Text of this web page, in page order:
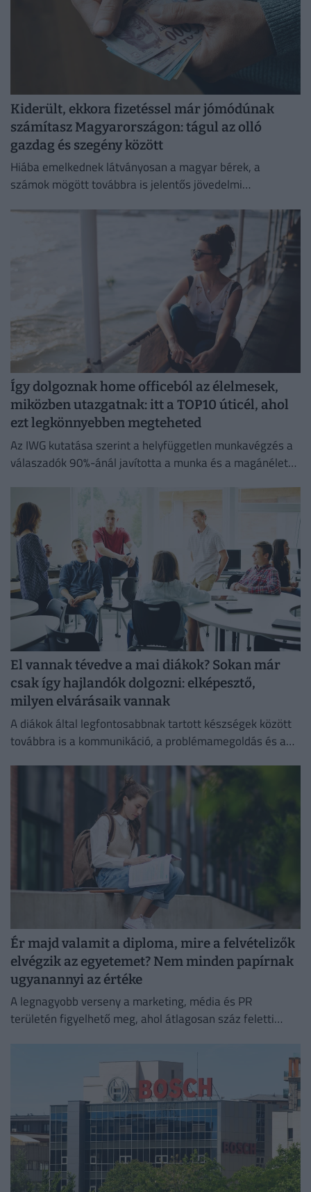
Kiderült, ekkora fizetéssel már jómódúnak
számítasz Magyarországon: tágul az olló
gazdag és szegény között
Hiába emelkednek látványosan a magyar bérek, a
számok mögött továbbra is jelentős jövedelmi
Így dolgoznak home officeból az élelmesek,
miközben utazgatnak: itt a TOP10 úticél, ahol
ezt legkönnyebben megteheted
Az IWG kutatása szerint a helyfüggetlen munkavégzés a
válaszadók 90%-ánál javította a munka és a magánélet
El vannak tévedve a mai diákok? Sokan már
csak így hajlandók dolgozni: elképesztő,
milyen elvárásaik vannak
A diákok által legfontosabbnak tartott készségek között
továbbra is a kommunikáció, a problémamegoldás és a
Ér majd valamit a diploma, mire a felvételizők
elvégzik az egyetemet? Nem minden papírnak
ugyanannyi az értéke
A legnagyobb verseny a marketing, média és PR
területén figyelhető meg, ahol átlagosan száz feletti